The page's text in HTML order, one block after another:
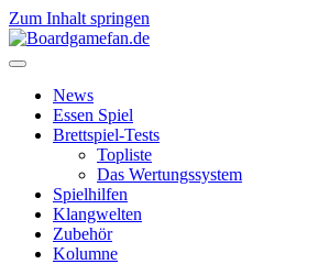
Zum Inhalt springen
News
Essen Spiel
Brettspiel-Tests
Topliste
Das Wertungssystem
Spielhilfen
Klangwelten
Zubehör
Kolumne